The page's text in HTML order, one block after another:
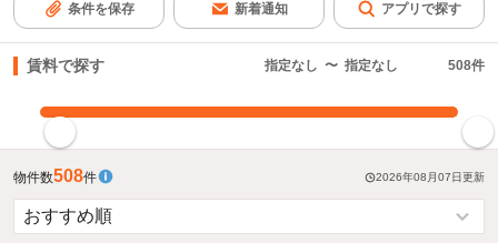
条件を保存 新着通知 アプリで探す
賃料で探す 指定なし 〜 指定なし 508件
物件数508件 2026年08月07日更新